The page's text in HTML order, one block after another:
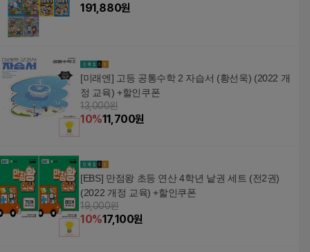
14
191,880원
[미래엔] 고등 공통수학 2 자습서 (황선욱) (2022 개
정 교육) +할인쿠폰
13,000원
10%11,700원
[EBS] 만점왕 초등 연산 4학년 낱권 세트 (전2권)
(2022 개정 교육) +할인쿠폰
19,000원
10%17,100원